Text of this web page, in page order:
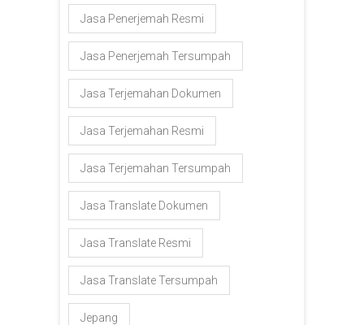
Jasa Penerjemah Resmi
Jasa Penerjemah Tersumpah
Jasa Terjemahan Dokumen
Jasa Terjemahan Resmi
Jasa Terjemahan Tersumpah
Jasa Translate Dokumen
Jasa Translate Resmi
Jasa Translate Tersumpah
Jepang